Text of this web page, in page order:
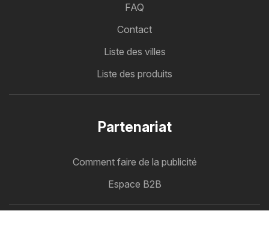
FAQ
Contact
Liste des villes
Liste des produits
Partenariat
Comment faire de la publicité
Espace B2B